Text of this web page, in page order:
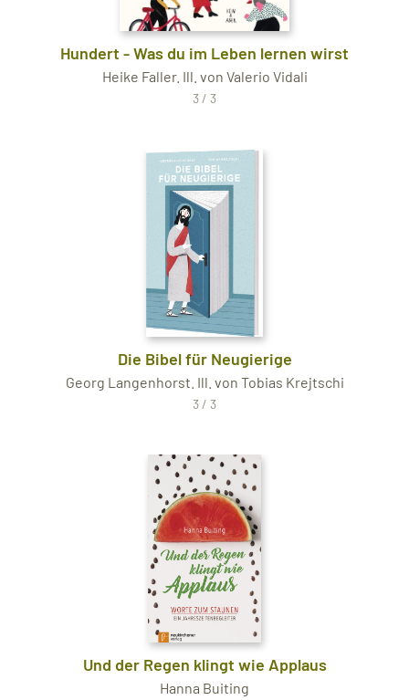
Hundert - Was du im Leben lernen wirst
Heike Faller. Ill. von Valerio Vidali
3 / 3
Die Bibel für Neugierige
Georg Langenhorst. Ill. von Tobias Krejtschi
3 / 3
Und der Regen klingt wie Applaus
Hanna Buiting